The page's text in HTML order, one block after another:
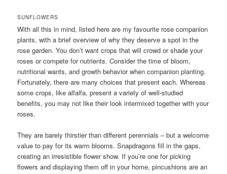
SUNFLOWERS
With all this in mind, listed here are my favourite rose companion
plants, with a brief overview of why they deserve a spot in the
rose garden. You don’t want crops that will crowd or shade your
roses or compete for nutrients. Consider the time of bloom,
nutritional wants, and growth behavior when companion planting.
Fortunately, there are many choices that present each. Whereas
some crops, like alfalfa, present a variety of well-studied
benefits, you may not like their look intermixed together with your
roses.
They are barely thirstier than different perennials – but a welcome
value to pay for its warm blooms. Snapdragons fill in the gaps,
creating an irresistible flower show. If you’re one for picking
flowers and displaying them off in your home, pincushions are an